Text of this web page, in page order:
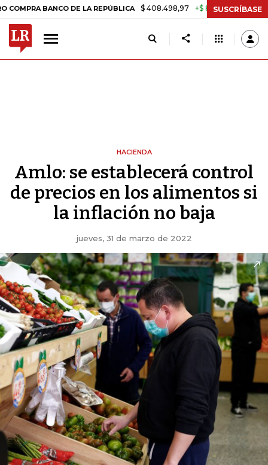
BANCO DE LA REPÚBLICA $ 408.498,97 +$ 8.753,81 +2,19%
SUSCRÍBASE
HACIENDA
Amlo: se establecerá control
de precios en los alimentos si
la inflación no baja
jueves, 31 de marzo de 2022